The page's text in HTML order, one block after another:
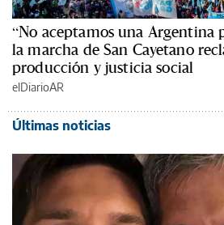
“No aceptamos una Argentina
la marcha de San Cayetano
producción y justicia social
elDiarioAR
Últimas noticias